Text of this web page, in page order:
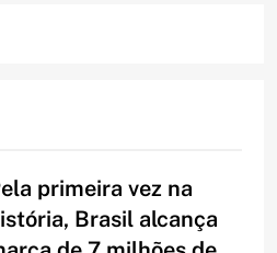
primeira vez na
Brasil alcança